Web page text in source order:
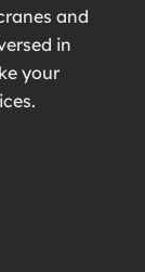
and
in
your